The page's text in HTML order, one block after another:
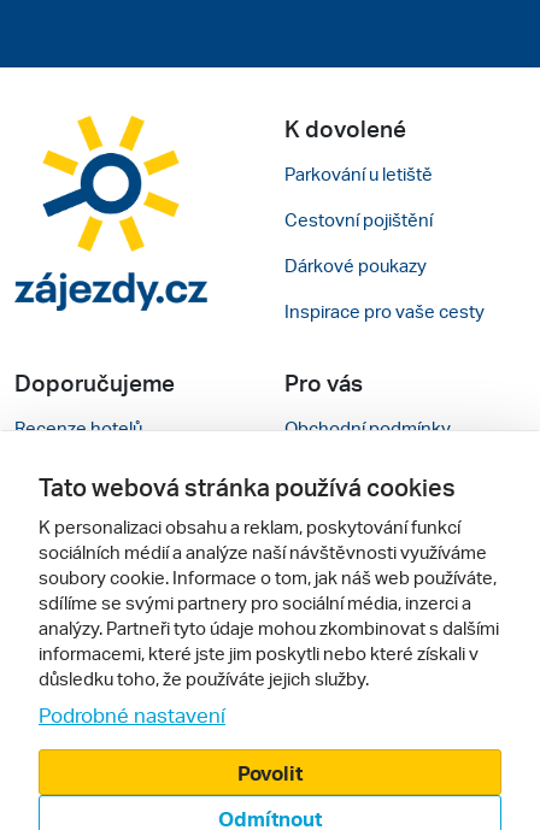
K dovolené
Parkování u letiště
Cestovní pojištění
Dárkové poukazy
Inspirace pro vaše cesty
Doporučujeme
Recenze hotelů
Rady na cestu
Cestovní kanceláře
Zájazdy.sk
Pro vás
Obchodní podmínky
Kontakty
Nastavení cookies
Mobilní verze webu
Sledujte nás
Tato webová stránka používá cookies
K personalizaci obsahu a reklam, poskytování funkcí
sociálních médií a analýze naší návštěvnosti využíváme
soubory cookie. Informace o tom, jak náš web používáte,
sdílíme se svými partnery pro sociální média, inzerci a
analýzy. Partneři tyto údaje mohou zkombinovat s dalšími
informacemi, které jste jim poskytli nebo které získali v
důsledku toho, že používáte jejich služby.
Podrobné nastavení
Odmítnout
Povolit